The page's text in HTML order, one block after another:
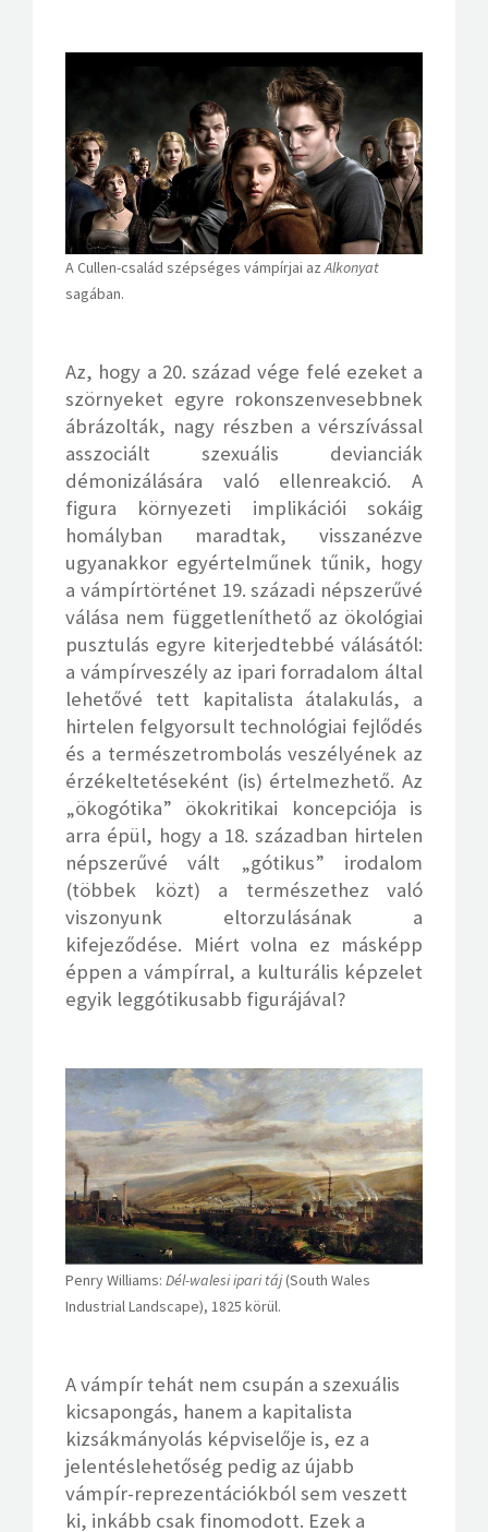
A Cullen-család szépséges vámpírjai azAlkonyat
sagában.
Az, hogy a 20. század vége felé ezeket a
szörnyeket egyre rokonszenvesebbnek
ábrázolták, nagy részben a vérszívással
asszociált szexuális devianciák
démonizálására való ellenreakció. A
figura környezeti implikációi sokáig
homályban maradtak, visszanézve
ugyanakkor egyértelműnek tűnik, hogy
a vámpírtörténet 19. századi népszerűvé
válása nem függetleníthető az ökológiai
pusztulás egyre kiterjedtebbé válásától:
a vámpírveszély az ipari forradalom által
lehetővé tett kapitalista átalakulás, a
hirtelen felgyorsult technológiai fejlődés
és a természetrombolás veszélyének az
érzékeltetéseként (is) értelmezhető. Az
„ökogótika” ökokritikai koncepciója is
arra épül, hogy a 18. században hirtelen
népszerűvé vált „gótikus” irodalom
(többek közt) a természethez való
viszonyunk eltorzulásának a
kifejeződése. Miért volna ez másképp
éppen a vámpírral, a kulturális képzelet
egyik leggótikusabb figurájával?
Penry Williams: Dél-walesi ipari táj(South Wales
Industrial Landscape), 1825 körül.
A vámpír tehát nem csupán a szexuális
kicsapongás, hanem a kapitalista
kizsákmányolás képviselője is, ez a
jelentéslehetőség pedig az újabb
vámpír-reprezentációkból sem veszett
ki, inkább csak finomodott. Ezek a